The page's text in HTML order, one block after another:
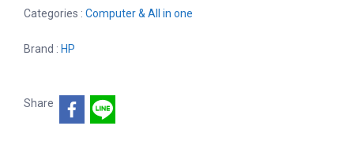
Categories : Computer & All in one
Brand : HP
Share